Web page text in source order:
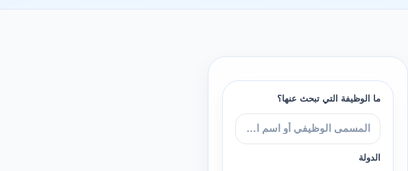
ما الوظيفة التي تبحث عنها؟
الدولة